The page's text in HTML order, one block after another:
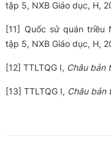
tập 5, NXB Giáo dục, H,
[11] Quốc sử quán triều
tập 5, NXB Giáo dục, H,
[12] TTLTQG I, Châu bản
[13] TTLTQG I, Châu bản